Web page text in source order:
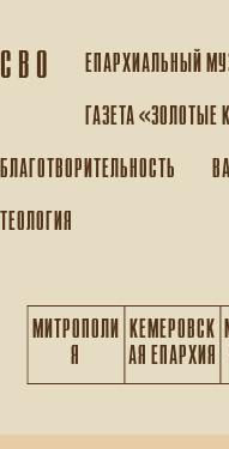
С В О
ЕПАРХИАЛЬНЫЙ
ГАЗЕТА «ЗОЛОТЫЕ
БЛАГОТВОРИТЕЛЬНОСТЬ
ТЕОЛОГИЯ
МИТРОПОЛИ
Я
КЕМЕРОВСК
АЯ ЕПАРХИЯ